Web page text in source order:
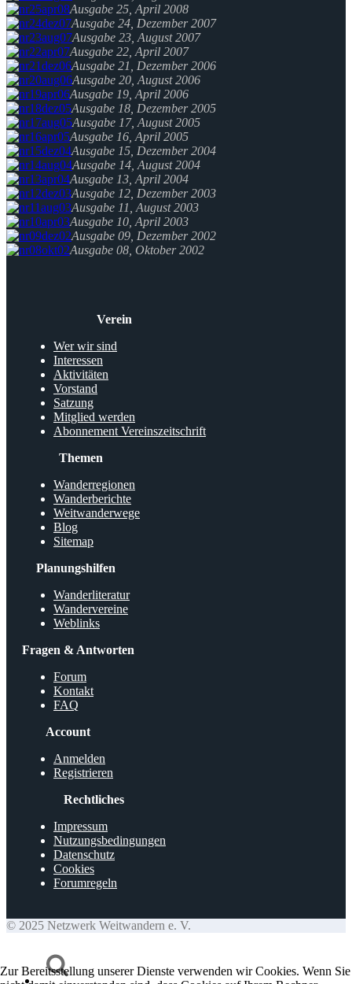
Ausgabe 25, April 2008
Ausgabe 24, Dezember 2007
Ausgabe 23, August 2007
Ausgabe 22, April 2007
Ausgabe 21, Dezember 2006
Ausgabe 20, August 2006
Ausgabe 19, April 2006
Ausgabe 18, Dezember 2005
Ausgabe 17, August 2005
Ausgabe 16, April 2005
Ausgabe 15, Dezember 2004
Ausgabe 14, August 2004
Ausgabe 13, April 2004
Ausgabe 12, Dezember 2003
Ausgabe 11, August 2003
Ausgabe 10, April 2003
Ausgabe 09, Dezember 2002
Ausgabe 08, Oktober 2002
Verein
Wer wir sind
Interessen
Aktivitäten
Vorstand
Satzung
Mitglied werden
Abonnement Vereinszeitschrift
Themen
Wanderregionen
Wanderberichte
Weitwanderwege
Blog
Sitemap
Planungshilfen
Wanderliteratur
Wandervereine
Weblinks
Fragen & Antworten
Forum
Kontakt
FAQ
Account
Anmelden
Registrieren
Rechtliches
Impressum
Nutzungsbedingungen
Datenschutz
Cookies
Forumregeln
© 2025 Netzwerk Weitwandern e. V.
Zur Bereitsstellung unserer Dienste verwenden wir Cookies. Wenn Sie